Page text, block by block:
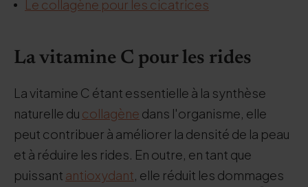
Le collagène pour les cicatrices
La vitamine C pour les rides
La vitamine C étant essentielle à la synthèse
naturelle du collagène dans l'organisme, elle
peut contribuer à améliorer la densité de la peau
et à réduire les rides. En outre, en tant que
puissant antioxydant, elle réduit les dommages